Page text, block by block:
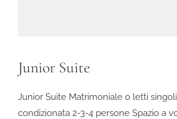
Junior Suite
Junior Suite Matrimoniale o letti
condizionata 2-3-4 persone Spazio a